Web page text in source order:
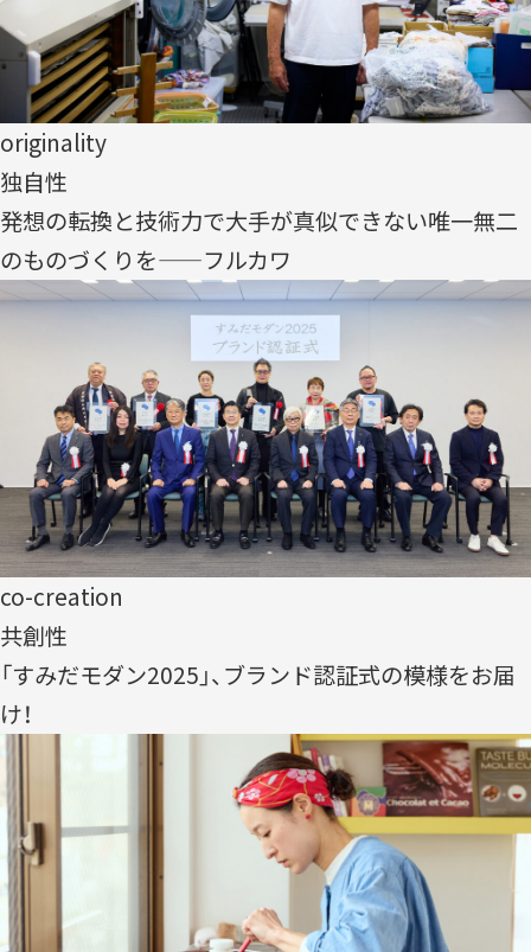
originality
独自性
発想の転換と技術力で大手が真似できない唯一無二
のものづくりを——フルカワ
co-creation
共創性
「すみだモダン2025」、ブランド認証式の模様をお届
け！